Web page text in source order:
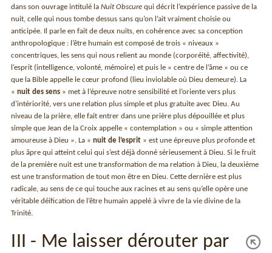
dans son ouvrage intitulé la Nuit Obscure qui décrit l’expérience passive de la
nuit, celle qui nous tombe dessus sans qu’on l’ait vraiment choisie ou
anticipée. Il parle en fait de deux nuits, en cohérence avec sa conception
anthropologique : l’être humain est composé de trois « niveaux »
concentriques, les sens qui nous relient au monde (corporéité, affectivité),
l’esprit (intelligence, volonté, mémoire) et puis le « centre de l’âme » ou ce
que la Bible appelle le cœur profond (lieu inviolable où Dieu demeure). La
«nuit des sens » met à l’épreuve notre sensibilité et l’oriente vers plus
d’intériorité, vers une relation plus simple et plus gratuite avec Dieu. Au
niveau de la prière, elle fait entrer dans une prière plus dépouillée et plus
simple que Jean de la Croix appelle « contemplation » ou « simple attention
amoureuse à Dieu ». La «nuit de l’esprit » est une épreuve plus profonde et
plus âpre qui atteint celui qui s’est déjà donné sérieusement à Dieu. Si le fruit
de la première nuit est une transformation de ma relation à Dieu, la deuxième
est une transformation de tout mon être en Dieu. Cette dernière est plus
radicale, au sens de ce qui touche aux racines et au sens qu’elle opère une
véritable déification de l’être humain appelé à vivre de la vie divine de la
Trinité.
III - Me laisser dérouter par